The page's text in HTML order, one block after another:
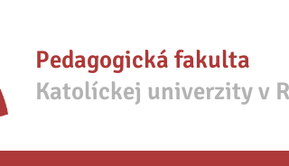
Pedagogická fakulta
Katolíckej univerzity v